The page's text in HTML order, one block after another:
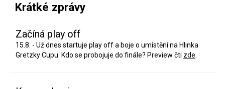
Krátké zprávy
Začíná play off
15.8. - Už dnes startuje play off a boje o umístění na Hlinka
Gretzky Cupu. Kdo se probojuje do finále? Preview čti zde